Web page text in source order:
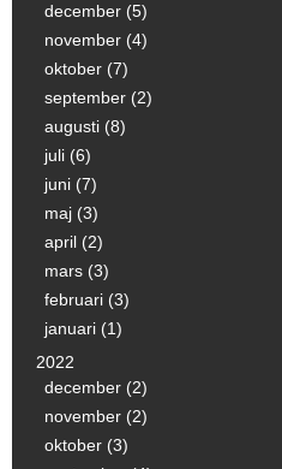
december (5)
november (4)
oktober (7)
september (2)
augusti (8)
juli (6)
juni (7)
maj (3)
april (2)
mars (3)
februari (3)
januari (1)
2022
december (2)
november (2)
oktober (3)